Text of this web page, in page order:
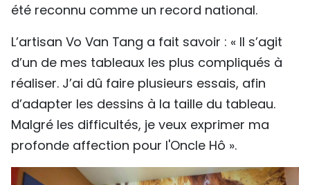
été reconnu comme un record national.
L’artisan Vo Van Tang a fait savoir : « Il s’agit
d’un de mes tableaux les plus compliqués à
réaliser. J’ai dû faire plusieurs essais, afin
d’adapter les dessins à la taille du tableau.
Malgré les difficultés, je veux exprimer ma
profonde affection pour l'Oncle Hô ».